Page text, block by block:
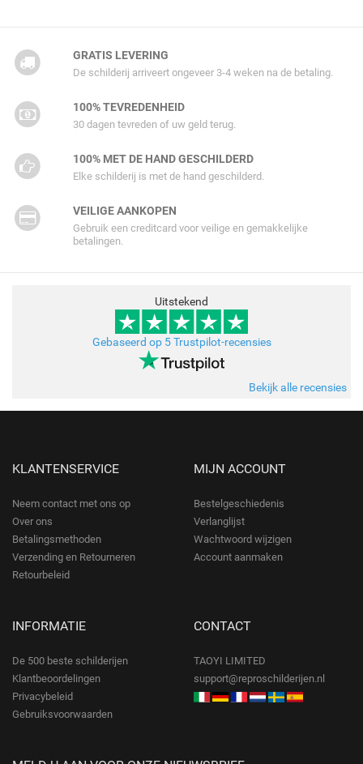
GRATIS LEVERING
De schilderij arriveert ongeveer 3-4 weken na de betaling.
100% TEVREDENHEID
30 dagen tevreden of uw geld terug.
100% MET DE HAND GESCHILDERD
Elke schilderij is met de hand geschilderd.
VEILIGE AANKOPEN
Gebruik een creditcard voor veilige en gemakkelijke
betalingen.
Uitstekend
Gebaseerd op 5 Trustpilot-recensies
Bekijk alle recensies
KLANTENSERVICE
Neem contact met ons op
Over ons
Betalingsmethoden
Verzending en Retourneren
Retourbeleid
MIJN ACCOUNT
Bestelgeschiedenis
Verlanglijst
Wachtwoord wijzigen
Account aanmaken
INFORMATIE
De 500 beste schilderijen
Klantbeoordelingen
Privacybeleid
Gebruiksvoorwaarden
CONTACT
TAOYI LIMITED
support@reproschilderijen.nl